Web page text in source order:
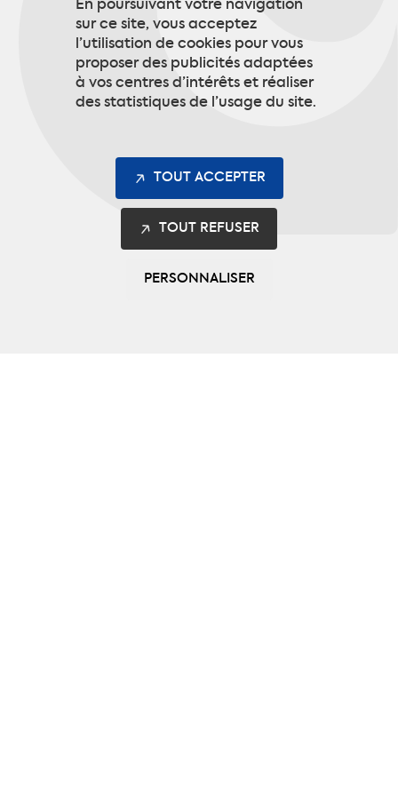
S’INSCRIRE
En poursuivant votre navigation
sur ce site, vous acceptez
l’utilisation de cookies pour vous
proposer des publicités adaptées
à vos centres d’intérêts et réaliser
des statistiques de l’usage du site.
TOUT ACCEPTER
TOUT REFUSER
PERSONNALISER